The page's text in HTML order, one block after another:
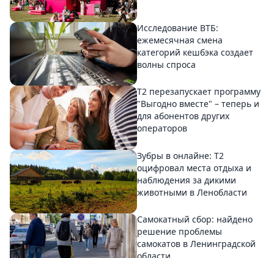
Исследование ВТБ:
ежемесячная смена
категорий кешбэка создает
волны спроса
Т2 перезапускает программу
"Выгодно вместе" – теперь и
для абонентов других
операторов
Зубры в онлайне: Т2
оцифровал места отдыха и
наблюдения за дикими
животными в Ленобласти
Самокатный сбор: найдено
решение проблемы
самокатов в Ленинградской